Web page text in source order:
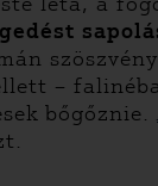
–
bőgőznie.